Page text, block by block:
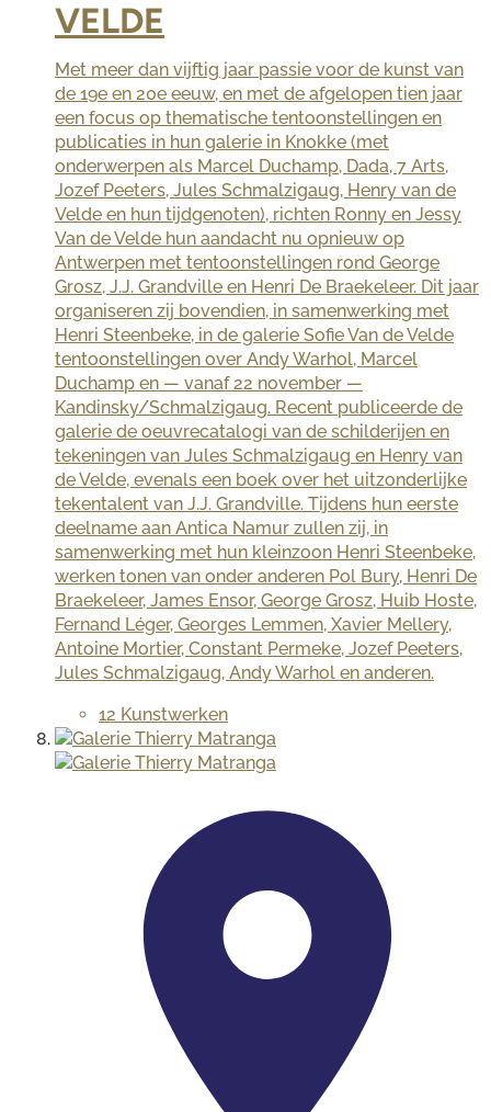
VELDE
Met meer dan vijftig jaar passie voor de kunst van
de 19e en 20e eeuw, en met de afgelopen tien jaar
een focus op thematische tentoonstellingen en
publicaties in hun galerie in Knokke (met
onderwerpen als Marcel Duchamp, Dada, 7 Arts,
Jozef Peeters, Jules Schmalzigaug, Henry van de
Velde en hun tijdgenoten), richten Ronny en Jessy
Van de Velde hun aandacht nu opnieuw op
Antwerpen met tentoonstellingen rond George
Grosz, J.J. Grandville en Henri De Braekeleer. Dit jaar
organiseren zij bovendien, in samenwerking met
Henri Steenbeke, in de galerie Sofie Van de Velde
tentoonstellingen over Andy Warhol, Marcel
Duchamp en — vanaf 22 november —
Kandinsky/Schmalzigaug. Recent publiceerde de
galerie de oeuvrecatalogi van de schilderijen en
tekeningen van Jules Schmalzigaug en Henry van
de Velde, evenals een boek over het uitzonderlijke
tekentalent van J.J. Grandville. Tijdens hun eerste
deelname aan Antica Namur zullen zij, in
samenwerking met hun kleinzoon Henri Steenbeke,
werken tonen van onder anderen Pol Bury, Henri De
Braekeleer, James Ensor, George Grosz, Huib Hoste,
Fernand Léger, Georges Lemmen, Xavier Mellery,
Antoine Mortier, Constant Permeke, Jozef Peeters,
Jules Schmalzigaug, Andy Warhol en anderen.
12 Kunstwerken